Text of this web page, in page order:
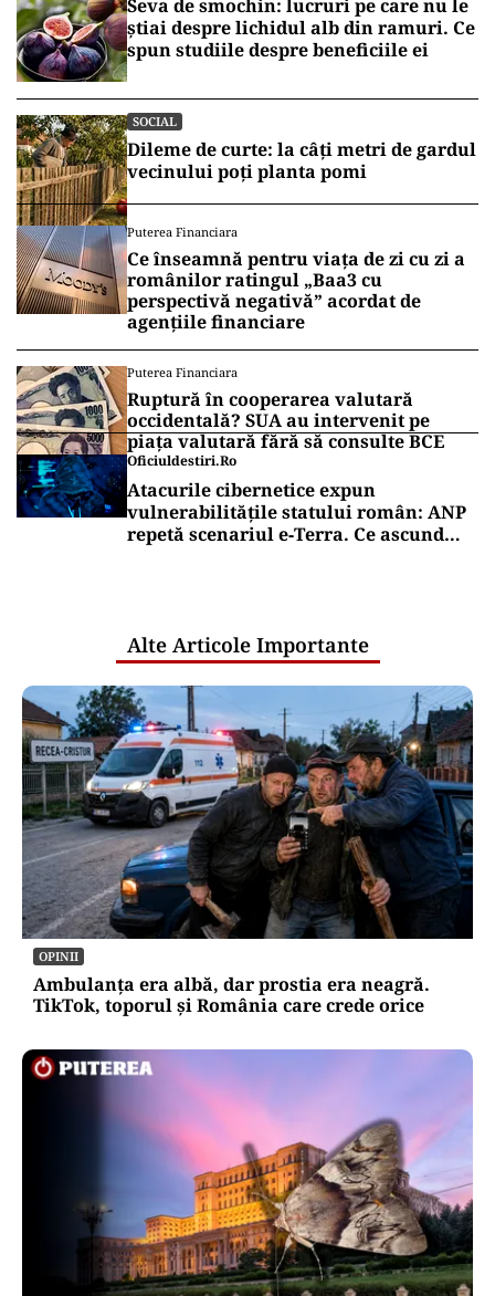
Seva de smochin: lucruri pe care nu le
știai despre lichidul alb din ramuri. Ce
spun studiile despre beneficiile ei
SOCIAL
Dileme de curte: la câți metri de gardul
vecinului poți planta pomi
Puterea Financiara
Ce înseamnă pentru viața de zi cu zi a
românilor ratingul „Baa3 cu
perspectivă negativă” acordat de
agențiile financiare
Puterea Financiara
Ruptură în cooperarea valutară
occidentală? SUA au intervenit pe
piața valutară fără să consulte BCE
Oficiuldestiri.ro
Atacurile cibernetice expun
vulnerabilitățile statului român: ANP
repetă scenariul e‑Terra. Ce ascund
Alte Articole Importante
OPINII
Ambulanța era albă, dar prostia era neagră.
TikTok, toporul și România care crede orice